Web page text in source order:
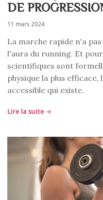
DE
11 mars 2024
La marche rapide n'a
l'aura du running. Et
scientifiques sont
physique la plus efficace,
accessible qui existe.
Lire la suite →